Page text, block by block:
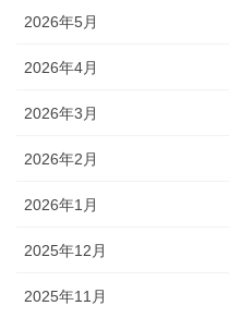
2026年5月
2026年4月
2026年3月
2026年2月
2026年1月
2025年12月
2025年11月